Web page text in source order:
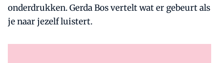
onderdrukken. Gerda Bos vertelt wat er gebeurt als
je naar jezelf luistert.